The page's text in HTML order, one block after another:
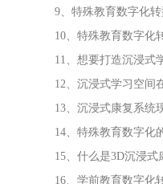
9、特殊教育数字化
10、特殊教育数字化
11、想要打造沉浸式
12、沉浸式学习空间
13、沉浸式康复系统
14、特殊教育数字化
15、什么是3D沉浸式
16、学前教育数字化